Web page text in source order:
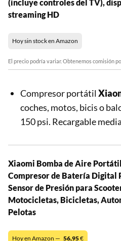
(incluye controles del TV),
streaming HD
Hoy sin stock en Amazon
El precio podría variar. Obtenemos comisión
Compresor portátil
coches, motos, bicis o
150 psi. Recargable
Xiaomi Bomba de Aire
Compresor de Batería Digital
Sensor de Presión para
Motocicletas, Bicicletas,
Pelotas
Hoy en Amazon — 56,95€